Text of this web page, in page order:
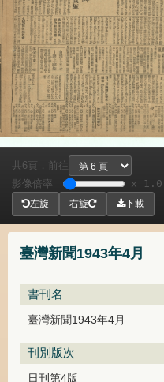
臺灣新聞1943年4月
書刊名
臺灣新聞1943年4月
刊別版次
日刊第4版
共 6頁，
前往
影像倍率
x 1.0
左旋 右旋 下載